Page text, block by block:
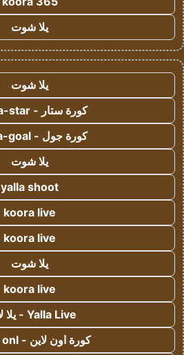
يلا شوت
يلا شوت
كورة ستار - koora-star
كورة جول - koora-goal
يلا شوت
yalla shoot
koora live
koora live
يلا شوت
koora live
Yalla Live - يلا لايف
كورة اون لاين - koora onl